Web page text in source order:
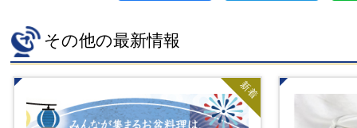
その他の最新情報
新着